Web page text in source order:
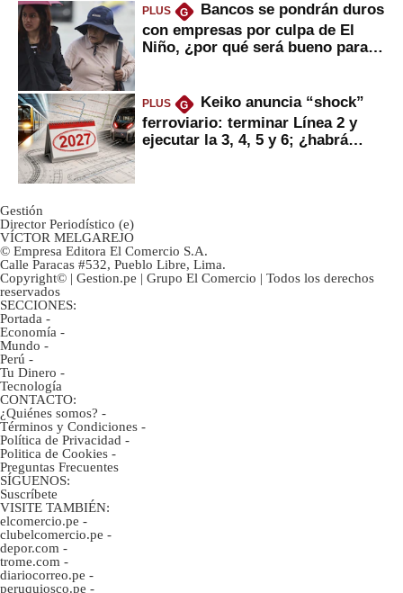
PLUS G
Bancos se pondrán duros
con empresas por culpa de El
Niño, ¿por qué será bueno para
PLUS G
Keiko anuncia “shock”
ferroviario: terminar Línea 2 y
ejecutar la 3, 4, 5 y 6; ¿habrá
Gestión
Director Periodístico (e)
VÍCTOR MELGAREJO
© Empresa Editora El Comercio S.A.
Calle Paracas #532, Pueblo Libre, Lima.
Copyright© | Gestion.pe | Grupo El Comercio | Todos los derechos
reservados
SECCIONES:
Portada -
Economía -
Mundo -
Perú -
Tu Dinero -
Tecnología
CONTACTO:
¿Quiénes somos? -
Términos y Condiciones -
Política de Privacidad -
Politica de Cookies -
Preguntas Frecuentes
SÍGUENOS:
Suscríbete
VISITE TAMBIÉN:
elcomercio.pe -
clubelcomercio.pe -
depor.com -
trome.com -
diariocorreo.pe -
peruquiosco.pe -